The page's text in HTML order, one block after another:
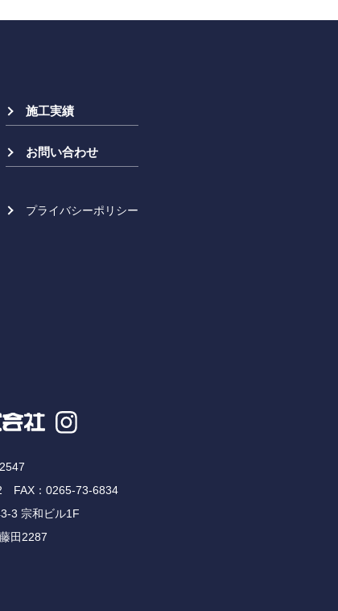
施工実績
お問い合わせ
プライバシーポリシー
FAX：0265-73-6834
3 宗和ビル1F
田2287